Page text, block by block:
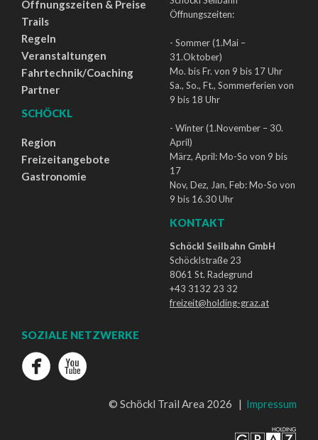
Öffnungszeiten & Preise
Trails
Regeln
Veranstaltungen
Fahrtechnik/Coaching
Partner
SCHÖCKL
Region
Freizeitangebote
Gastronomie
Öffnungszeiten:
- Sommer (1.Mai –
31.Oktober)
Mo. bis Fr. von 9 bis 17 Uhr
Sa., So., Ft., Sommerferien von
9 bis 18 Uhr
- Winter (1.November – 30.
April)
März, April: Mo-So von 9 bis
17
Nov, Dez, Jan, Feb: Mo-So von
9 bis 16.30 Uhr
KONTAKT
Schöckl Seilbahn GmbH
Schöcklstraße 23
8061 St. Radegrund
+43 3132 23 32
freizeit@holding-graz.at
SOZIALE NETZWERKE
© Schöckl Trail Area 2026 | Impressum